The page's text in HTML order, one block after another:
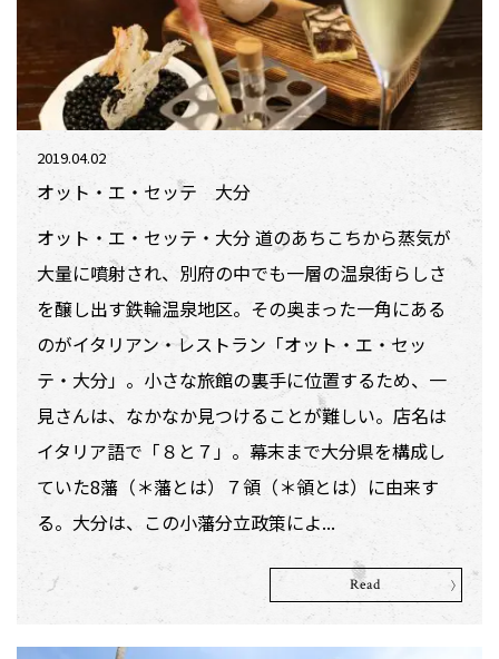
2019.04.02
オット・エ・セッテ 大分
オット・エ・セッテ・大分 道のあちこちから蒸気が
大量に噴射され、別府の中でも一層の温泉街らしさ
を醸し出す鉄輪温泉地区。その奥まった一角にある
のがイタリアン・レストラン「オット・エ・セッ
テ・大分」。小さな旅館の裏手に位置するため、一
見さんは、なかなか見つけることが難しい。店名は
イタリア語で「８と７」。幕末まで大分県を構成し
ていた8藩（＊藩とは）７領（＊領とは）に由来す
る。大分は、この小藩分立政策によ...
Read